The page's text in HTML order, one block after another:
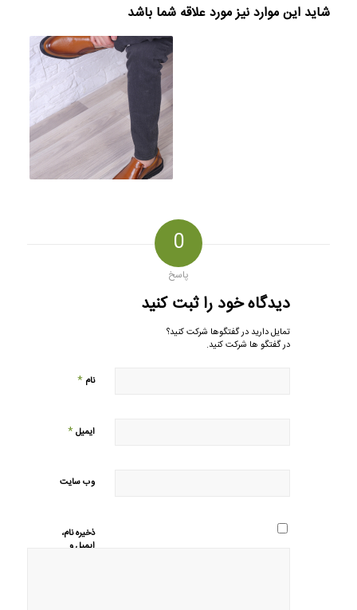
شاید این موارد نیز مورد علاقه شما باشد
0
پاسخ
دیدگاه خود را ثبت کنید
تمایل دارید در گفتگوها شرکت کنید؟
در گفتگو ها شرکت کنید.
نام *
ایمیل*
وب‌ سایت
ذخیره نام،
ایمیل و